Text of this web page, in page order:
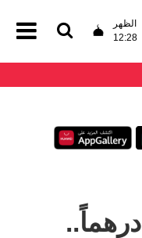
الظهر
12:28
بسعر يبدأ من 367 درهماً..